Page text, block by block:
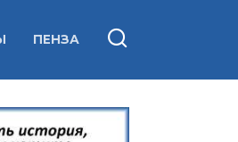
ПЕНЗА